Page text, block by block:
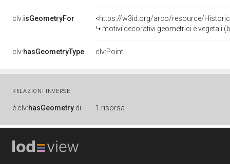
clv:isGeometryFor
<https://w3id.org/arco/resource/
motivi decorativi geometrici e vegetali
clv:hasGeometryType clv:Point
RELAZIONI INVERSE
è clv:hasGeometry di 1 risorsa